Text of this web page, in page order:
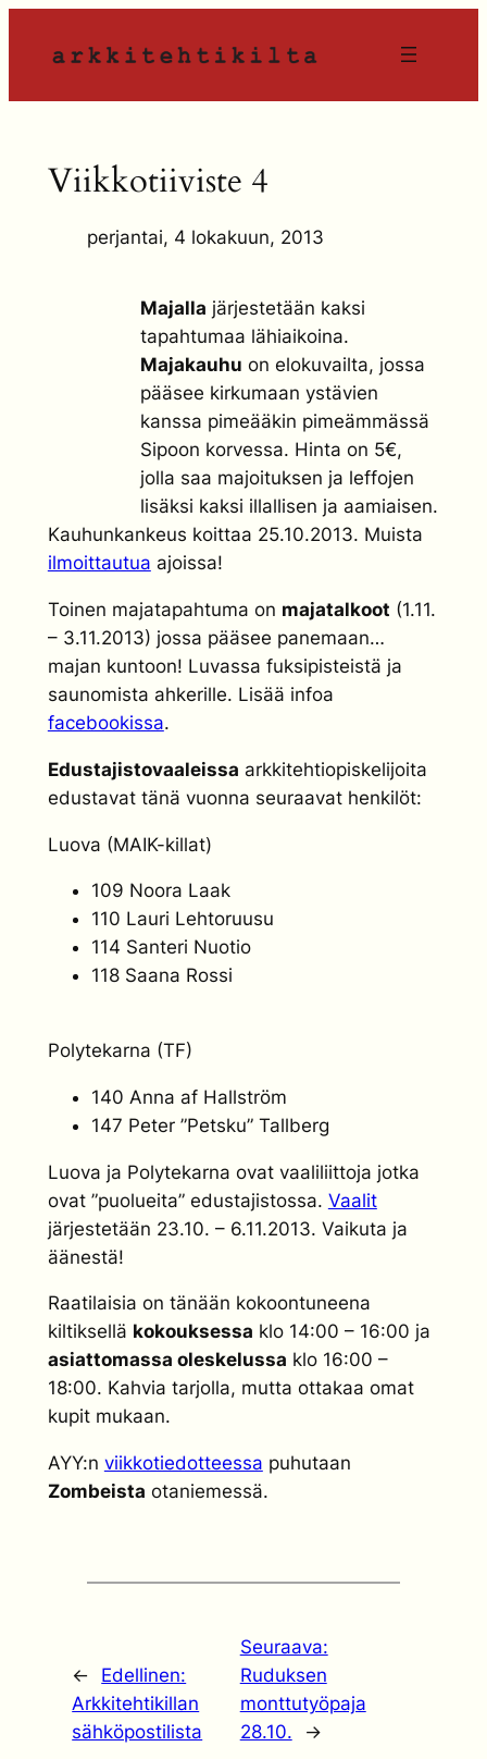
sisältöön
Viikkotiiviste 4
perjantai, 4 lokakuun, 2013
Majalla järjestetään kaksi
tapahtumaa lähiaikoina.
Majakauhu on elokuvailta, jossa
pääsee kirkumaan ystävien
kanssa pimeääkin pimeämmässä
Sipoon korvessa. Hinta on 5€,
jolla saa majoituksen ja leffojen
lisäksi kaksi illallisen ja aamiaisen.
Kauhunkankeus koittaa 25.10.2013. Muista
ilmoittautua ajoissa!
Toinen majatapahtuma on majatalkoot (1.11.
– 3.11.2013) jossa pääsee panemaan…
majan kuntoon! Luvassa fuksipisteistä ja
saunomista ahkerille. Lisää infoa
facebookissa.
Edustajistovaaleissa arkkitehtiopiskelijoita
edustavat tänä vuonna seuraavat henkilöt:
Luova (MAIK-killat)
109 Noora Laak
110 Lauri Lehtoruusu
114 Santeri Nuotio
118 Saana Rossi
Polytekarna (TF)
140 Anna af Hallström
147 Peter ”Petsku” Tallberg
Luova ja Polytekarna ovat vaaliliittoja jotka
ovat ”puolueita” edustajistossa. Vaalit
järjestetään 23.10. – 6.11.2013. Vaikuta ja
äänestä!
Raatilaisia on tänään kokoontuneena
kiltiksellä kokouksessa klo 14:00 – 16:00 ja
asiattomassa oleskelussa klo 16:00 –
18:00. Kahvia tarjolla, mutta ottakaa omat
kupit mukaan.
AYY:n viikkotiedotteessa puhutaan
Zombeista otaniemessä.
←
Edellinen:
Arkkitehtikillan
sähköpostilista
Seuraava:
Ruduksen
monttutyöpaja
28.10.
→